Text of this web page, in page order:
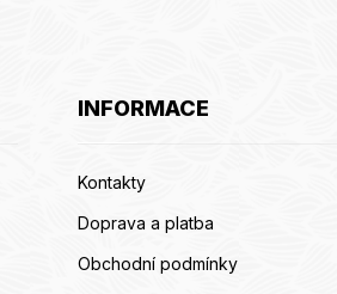
INFORMACE
Kontakty
Doprava a platba
Obchodní podmínky